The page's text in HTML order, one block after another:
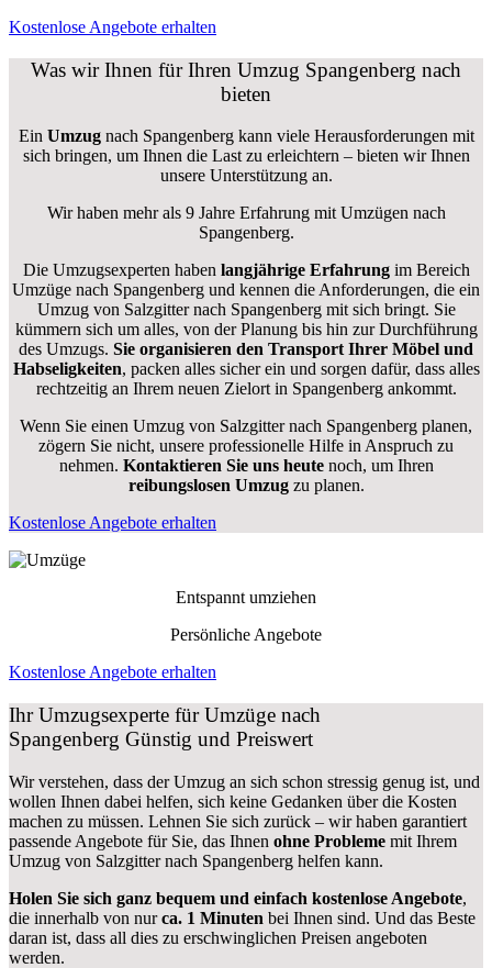
Kostenlose Angebote erhalten
Was wir Ihnen für Ihren Umzug Spangenberg nach
bieten
Ein Umzugnach Spangenberg kann viele Herausforderungen mit
sich bringen, um Ihnen die Last zu erleichtern – bieten wir Ihnen
unsere Unterstützung an.
Wir haben mehr als 9 Jahre Erfahrung mit Umzügen nach
Spangenberg.
Die Umzugsexperten haben langjährige Erfahrungim Bereich
Umzüge nach Spangenberg und kennen die Anforderungen, die ein
Umzug von Salzgitter nach Spangenberg mit sich bringt. Sie
kümmern sich um alles, von der Planung bis hin zur Durchführung
des Umzugs. Sie organisieren den Transport Ihrer Möbel und
Habseligkeiten, packen alles sicher ein und sorgen dafür, dass alles
rechtzeitig an Ihrem neuen Zielort in Spangenberg ankommt.
Wenn Sie einen Umzug von Salzgitter nach Spangenberg planen,
zögern Sie nicht, unsere professionelle Hilfe in Anspruch zu
nehmen. Kontaktieren Sie uns heutenoch, um Ihren
reibungslosen Umzugzu planen.
Kostenlose Angebote erhalten
Entspannt umziehen
Persönliche Angebote
Kostenlose Angebote erhalten
Ihr Umzugsexperte für Umzüge nach
Spangenberg Günstig und Preiswert
Wir verstehen, dass der Umzug an sich schon stressig genug ist, und
wollen Ihnen dabei helfen, sich keine Gedanken über die Kosten
machen zu müssen. Lehnen Sie sich zurück – wir haben garantiert
passende Angebote für Sie, das Ihnen ohne Probleme mit Ihrem
Umzug von Salzgitter nach Spangenberg helfen kann.
Holen Sie sich ganz bequem und einfach kostenlose Angebote,
die innerhalb von nurca. 1 Minuten bei Ihnen sind. Und das Beste
daran ist, dass all dies zu erschwinglichen Preisen angeboten
werden.